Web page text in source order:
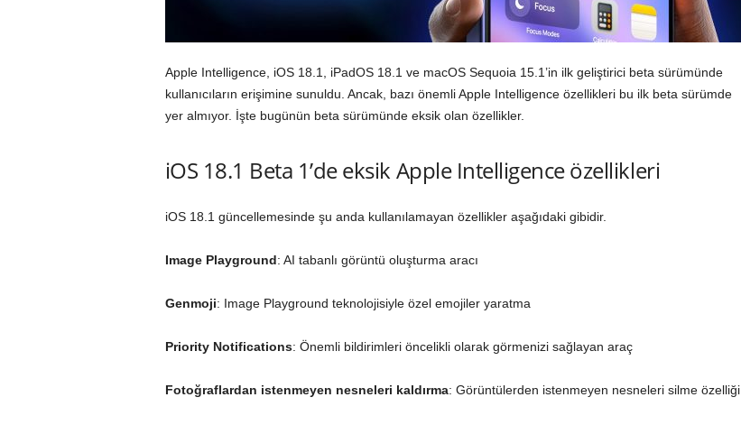
Apple Intelligence, iOS 18.1, iPadOS 18.1 ve macOS Sequoia 15.1’in ilk geliştirici beta sürümünde
kullanıcıların erişimine sunuldu. Ancak, bazı önemli Apple Intelligence özellikleri bu ilk beta sürümde
yer almıyor. İşte bugünün beta sürümünde eksik olan özellikler.
iOS 18.1 Beta 1’de eksik Apple Intelligence özellikleri
iOS 18.1 güncellemesinde şu anda kullanılamayan özellikler aşağıdaki gibidir.
Image Playground: AI tabanlı görüntü oluşturma aracı
Genmoji: Image Playground teknolojisiyle özel emojiler yaratma
Priority Notifications: Önemli bildirimleri öncelikli olarak görmenizi sağlayan araç
Fotoğraflardan istenmeyen nesneleri kaldırma: Görüntülerden istenmeyen nesneleri silme özelliği